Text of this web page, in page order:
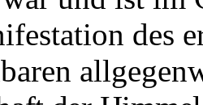
des